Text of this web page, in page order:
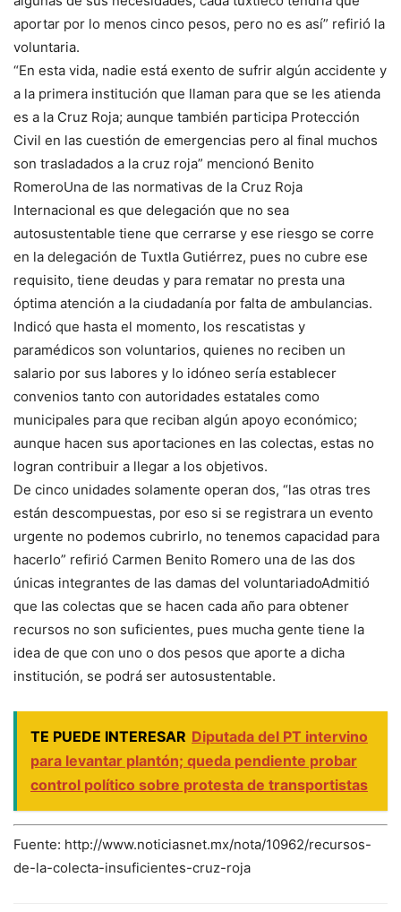
aportar por lo menos cinco pesos, pero no es así” refirió la
voluntaria.
“En esta vida, nadie está exento de sufrir algún accidente y
a la primera institución que llaman para que se les atienda
es a la Cruz Roja; aunque también participa Protección
Civil en las cuestión de emergencias pero al final muchos
son trasladados a la cruz roja” mencionó Benito
RomeroUna de las normativas de la Cruz Roja
Internacional es que delegación que no sea
autosustentable tiene que cerrarse y ese riesgo se corre
en la delegación de Tuxtla Gutiérrez, pues no cubre ese
requisito, tiene deudas y para rematar no presta una
óptima atención a la ciudadanía por falta de ambulancias.
Indicó que hasta el momento, los rescatistas y
paramédicos son voluntarios, quienes no reciben un
salario por sus labores y lo idóneo sería establecer
convenios tanto con autoridades estatales como
municipales para que reciban algún apoyo económico;
aunque hacen sus aportaciones en las colectas, estas no
logran contribuir a llegar a los objetivos.
De cinco unidades solamente operan dos, “las otras tres
están descompuestas, por eso si se registrara un evento
urgente no podemos cubrirlo, no tenemos capacidad para
hacerlo” refirió Carmen Benito Romero una de las dos
únicas integrantes de las damas del voluntariadoAdmitió
que las colectas que se hacen cada año para obtener
recursos no son suficientes, pues mucha gente tiene la
idea de que con uno o dos pesos que aporte a dicha
institución, se podrá ser autosustentable.
TE PUEDE INTERESAR Diputada del PT intervino
para levantar plantón; queda pendiente probar
control político sobre protesta de transportistas
Fuente: http://www.noticiasnet.mx/nota/10962/recursos-
de-la-colecta-insuficientes-cruz-roja